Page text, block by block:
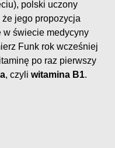
polski uczony
jego propozycja
w świecie medycyny
Funk rok wcześniej
po raz pierwszy
, czyli witamina B1.